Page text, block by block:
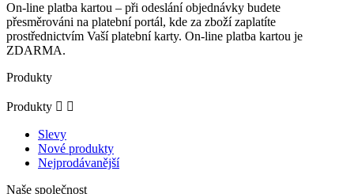
On-line platba kartou – při odeslání objednávky budete
přesměrováni na platební portál, kde za zboží zaplatíte
prostřednictvím Vaší platební karty. On-line platba kartou je
ZDARMA.
Produkty
Produkty  
Slevy
Nové produkty
Nejprodávanější
Naše společnost